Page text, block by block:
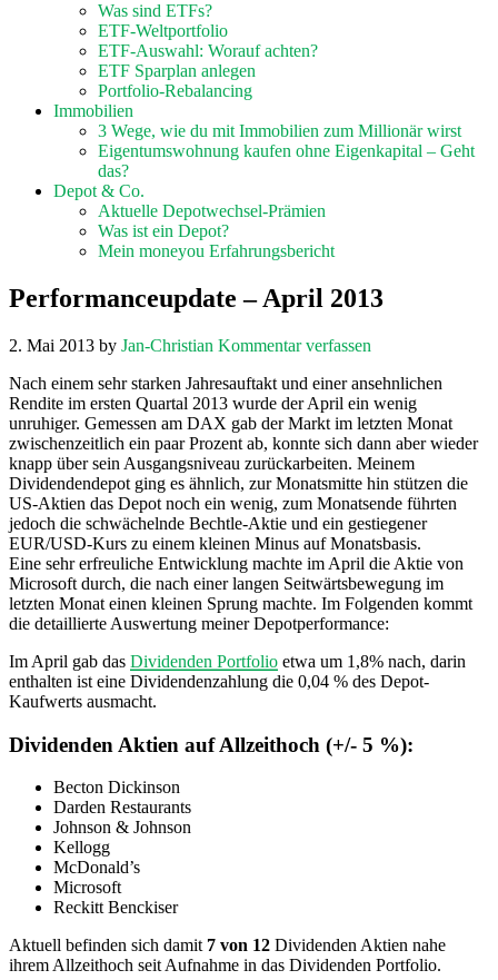
Was sind ETFs?
ETF-Weltportfolio
ETF-Auswahl: Worauf achten?
ETF Sparplan anlegen
Portfolio-Rebalancing
Immobilien
3 Wege, wie du mit Immobilien zum Millionär wirst
Eigentumswohnung kaufen ohne Eigenkapital – Geht
das?
Depot & Co.
Aktuelle Depotwechsel-Prämien
Was ist ein Depot?
Mein moneyou Erfahrungsbericht
Performanceupdate – April 2013
2. Mai 2013 by Jan-Christian Kommentar verfassen
Nach einem sehr starken Jahresauftakt und einer ansehnlichen
Rendite im ersten Quartal 2013 wurde der April ein wenig
unruhiger. Gemessen am DAX gab der Markt im letzten Monat
zwischenzeitlich ein paar Prozent ab, konnte sich dann aber wieder
knapp über sein Ausgangsniveau zurückarbeiten. Meinem
Dividendendepot ging es ähnlich, zur Monatsmitte hin stützen die
US-Aktien das Depot noch ein wenig, zum Monatsende führten
jedoch die schwächelnde Bechtle-Aktie und ein gestiegener
EUR/USD-Kurs zu einem kleinen Minus auf Monatsbasis.
Eine sehr erfreuliche Entwicklung machte im April die Aktie von
Microsoft durch, die nach einer langen Seitwärtsbewegung im
letzten Monat einen kleinen Sprung machte. Im Folgenden kommt
die detaillierte Auswertung meiner Depotperformance:
Im April gab das Dividenden Portfolio etwa um 1,8% nach, darin
enthalten ist eine Dividendenzahlung die 0,04 % des Depot-
Kaufwerts ausmacht.
Dividenden Aktien auf Allzeithoch (+/- 5 %):
Becton Dickinson
Darden Restaurants
Johnson & Johnson
Kellogg
McDonald’s
Microsoft
Reckitt Benckiser
Aktuell befinden sich damit 7 von 12 Dividenden Aktien nahe
ihrem Allzeithoch seit Aufnahme in das Dividenden Portfolio.